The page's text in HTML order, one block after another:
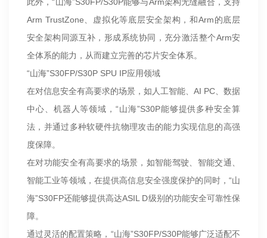
Arm TrustZone、虚拟化等底层安全架构，和Arm的底层
安全架构同源互补，形成系统协同，充分激活整个Arm安
全体系的能力，从而建立完善的芯片安全体系。
“山海”S30FP/S30P SPU IP应用领域
在对信息安全有高要求的场景，如人工智能、AI PC、数据
中心、机器人等领域，“山海”S30P能够提供多种安全算
法，并通过多种软硬件抗物理攻击的能力实现信息的高强
度保障。
在对功能安全有高要求的场景，如智能驾驶、智能交通、
智能工业等领域，在提供高信息安全强度保护的同时，“山
海”S30FP还能够提供高达ASIL D级别的功能安全可靠性保
障。
通过灵活的配置策略，“山海”S30FP/S30P能够广泛适配不